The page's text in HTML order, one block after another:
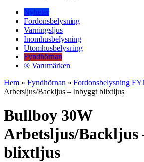
Nyheter
Fordonsbelysning
Varningsljus
Inomhusbelysning
Utomhusbelysning
Fyndhörnan
® Varumärken
Hem » Fyndhörnan » Fordons­belysning
Arbetsljus/Backljus – Inbyggt blixtljus
Bullboy 30W
Arbetsljus/Backljus
blixtljus